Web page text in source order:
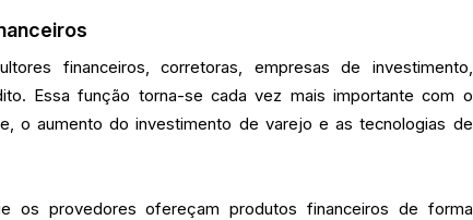
financeiros, corretoras, empresas de investimento,
Essa função torna-se cada vez mais importante com o
o aumento do investimento de varejo e as tecnologias de
os provedores ofereçam produtos financeiros de forma